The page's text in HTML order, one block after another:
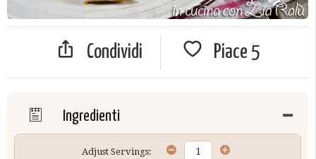
Condividi Piace 5
Ingredienti
Adjust Servings: